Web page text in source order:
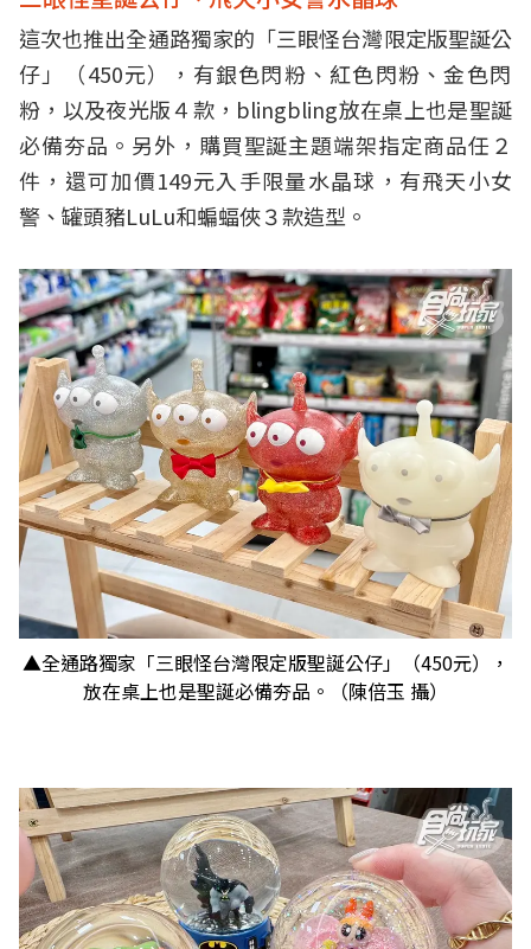
這次也推出全通路獨家的「三眼怪台灣限定版聖誕公
仔」（450元），有銀色閃粉、紅色閃粉、金色閃
粉，以及夜光版４款，blingbling放在桌上也是聖誕
必備夯品。另外，購買聖誕主題端架指定商品任２
件，還可加價149元入手限量水晶球，有飛天小女
警、罐頭豬LuLu和蝙蝠俠３款造型。
▲全通路獨家「三眼怪台灣限定版聖誕公仔」（450元），
放在桌上也是聖誕必備夯品。（陳倍玉 攝）